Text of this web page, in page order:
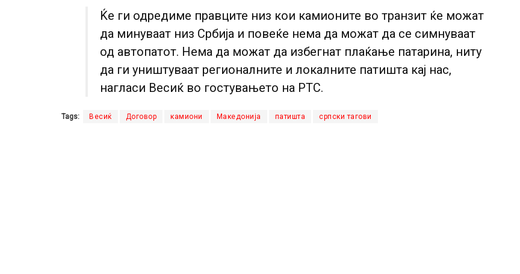
Ќе ги одредиме правците низ кои камионите во транзит ќе можат
да минуваат низ Србија и повеќе нема да можат да се симнуваат
од автопатот. Нема да можат да избегнат плаќање патарина, ниту
да ги уништуваат регионалните и локалните патишта кај нас,
нагласи Весиќ во гостувањето на РТС.
Tags: Весиќ Договор камиони Македонија патишта српски тагови